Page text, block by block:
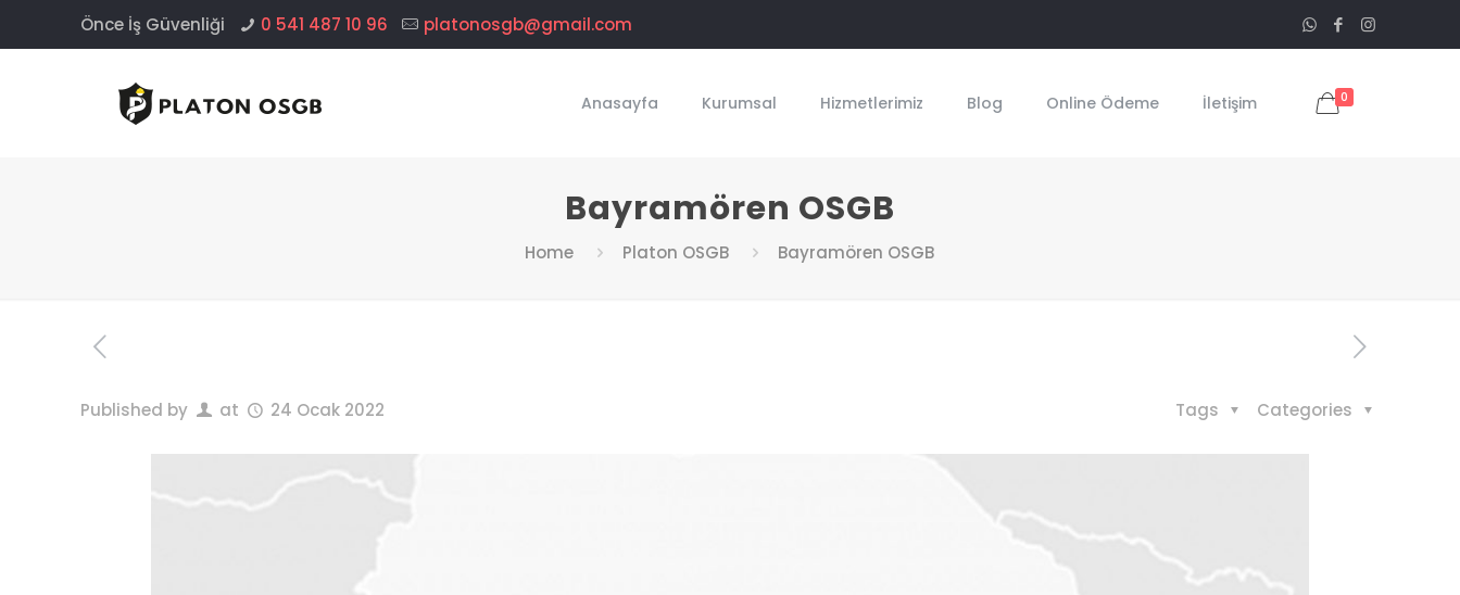
Önce İş Güvenliği 0 541 487 10 96 platonosgb@gmail.com
Anasayfa Kurumsal Hizmetlerimiz Blog Online Ödeme İletişim 0
Bayramören OSGB
Home Platon OSGB Bayramören OSGB
Published by at 24 Ocak 2022 Categories
Tags